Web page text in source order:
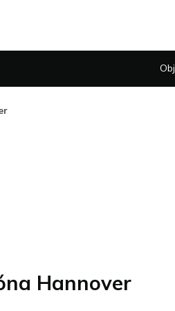
Hannover